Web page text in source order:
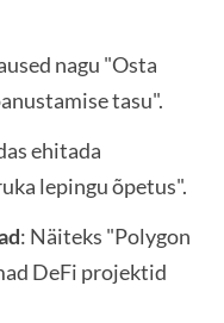
nagu "Osta
tasu".
ehitada
lepingu õpetus".
: Näiteks "Polygon
DeFi projektid